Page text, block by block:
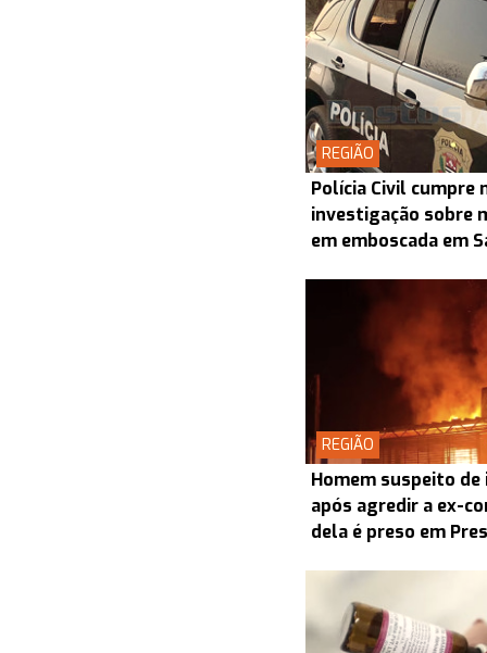
REGIÃO
Polícia Civil cumpre
investigação sobre
em emboscada em
REGIÃO
Homem suspeito de
após agredir a ex-
dela é preso em